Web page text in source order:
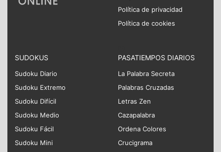
Política de privacidad
Política de cookies
SUDOKUS
Sudoku Diario
Sudoku Extremo
Sudoku Difícil
Sudoku Medio
Sudoku Fácil
Sudoku Mini
PASATIEMPOS DIARIOS
La Palabra Secreta
Palabras Cruzadas
Letras Zen
Cazapalabra
Ordena Colores
Crucigrama